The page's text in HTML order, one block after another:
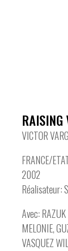
RAISING
VICTOR
FRANCE/
2002
Réalisateur:
Avec:
MELONIE,
VASQUEZ